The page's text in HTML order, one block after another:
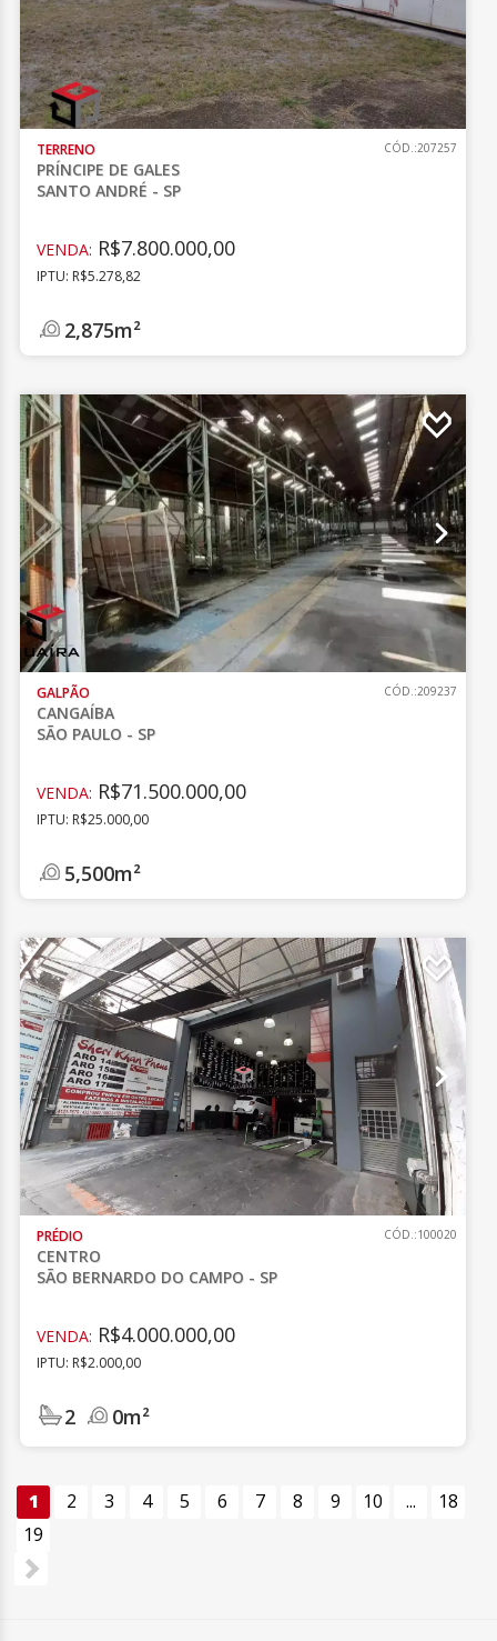
TERRENO
PRÍNCIPE DE GALES
SANTO ANDRÉ - SP
CÓD.:207257
VENDA: R$7.800.000,00
IPTU: R$5.278,82
2,875m²
GALPÃO
CANGAÍBA
SÃO PAULO - SP
CÓD.:209237
VENDA: R$71.500.000,00
IPTU: R$25.000,00
5,500m²
PRÉDIO
CENTRO
SÃO BERNARDO DO CAMPO - SP
CÓD.:100020
VENDA: R$4.000.000,00
IPTU: R$2.000,00
2 0m²
1 2 3 4 5 6 7 8 9 10 ...
18
19